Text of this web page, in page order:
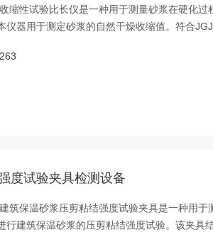
缩性试验比长仪‌是一种用于测量砂浆在硬化过
器用于测定砂浆的自然干燥收缩值。符合
试验方法》的标准要求。
度试验夹具检测设备
筑保温砂浆压剪粘结强度试验夹具‌是一种用于
建筑保温砂浆的压剪粘结强度试验。该夹具